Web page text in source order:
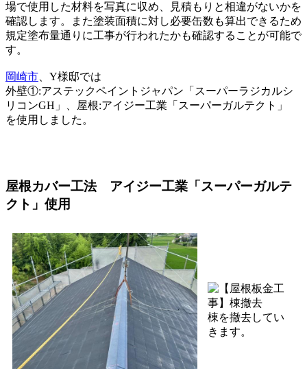
場で使用した材料を写真に収め、見積もりと相違がないかを
確認します。また塗装面積に対し必要缶数も算出できるため
規定塗布量通りに工事が行われたかも確認することが可能で
す。
岡崎市 、Y様邸では
外壁①:アステックペイントジャパン「スーパーラジカルシ
リコンGH」、屋根:アイジー工業「スーパーガルテクト」
を使用しました。
屋根カバー工法 アイジー工業「スーパーガルテ
クト」使用
棟を撤去してい
きます。